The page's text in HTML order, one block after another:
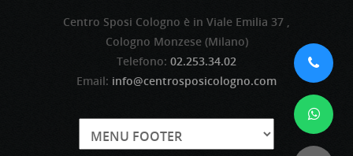
Centro Sposi Cologno è in Viale Emilia 37 ,
Cologno Monzese (Milano)
Telefono: 02.253.34.02
Email: info@centrosposicologno.com